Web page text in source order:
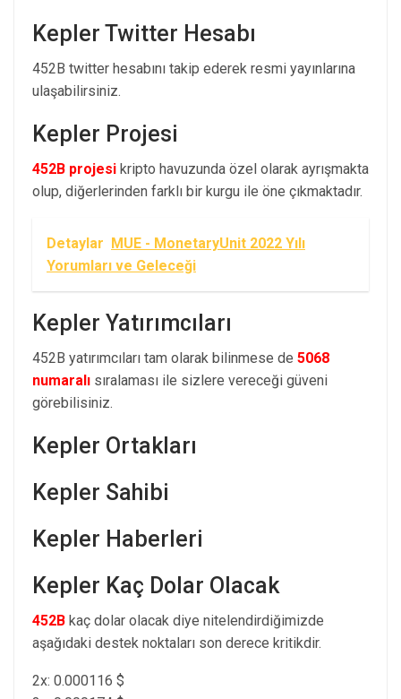
Kepler Twitter Hesabı
452B twitter hesabını takip ederek resmi yayınlarına
ulaşabilirsiniz.
Kepler Projesi
452B projesi kripto havuzunda özel olarak ayrışmakta
olup, diğerlerinden farklı bir kurgu ile öne çıkmaktadır.
Detaylar MUE - MonetaryUnit 2022 Yılı
Yorumları ve Geleceği
Kepler Yatırımcıları
452B yatırımcıları tam olarak bilinmese de 5068
numaralı sıralaması ile sizlere vereceği güveni
görebilisiniz.
Kepler Ortakları
Kepler Sahibi
Kepler Haberleri
Kepler Kaç Dolar Olacak
452B kaç dolar olacak diye nitelendirdiğimizde
aşağıdaki destek noktaları son derece kritikdir.
2x: 0.000116 $